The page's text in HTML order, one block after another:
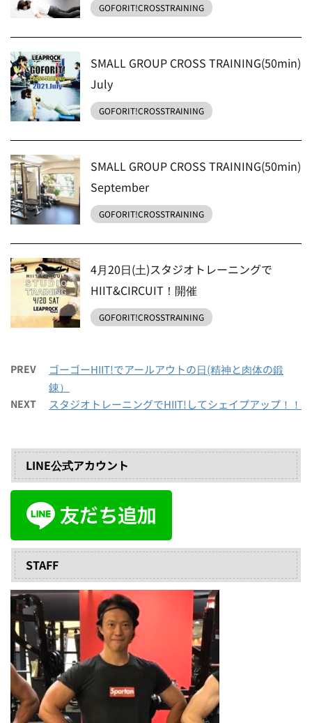
GOFORIT!CROSSTRAINING
SMALL GROUP CROSS TRAINING(50min)
July
GOFORIT!CROSSTRAINING
SMALL GROUP CROSS TRAINING(50min)
September
GOFORIT!CROSSTRAINING
4月20日(土)スタジオトレーニングで
HIIT&CIRCUIT！開催
GOFORIT!CROSSTRAINING
PREV
ゴーゴーHIIT!でアールアウトの日(精神と肉体の鍛
錬）
NEXT スタジオトレーニングでHIIT!してシェイプアップ！！
LINE公式アカウント
STAFF